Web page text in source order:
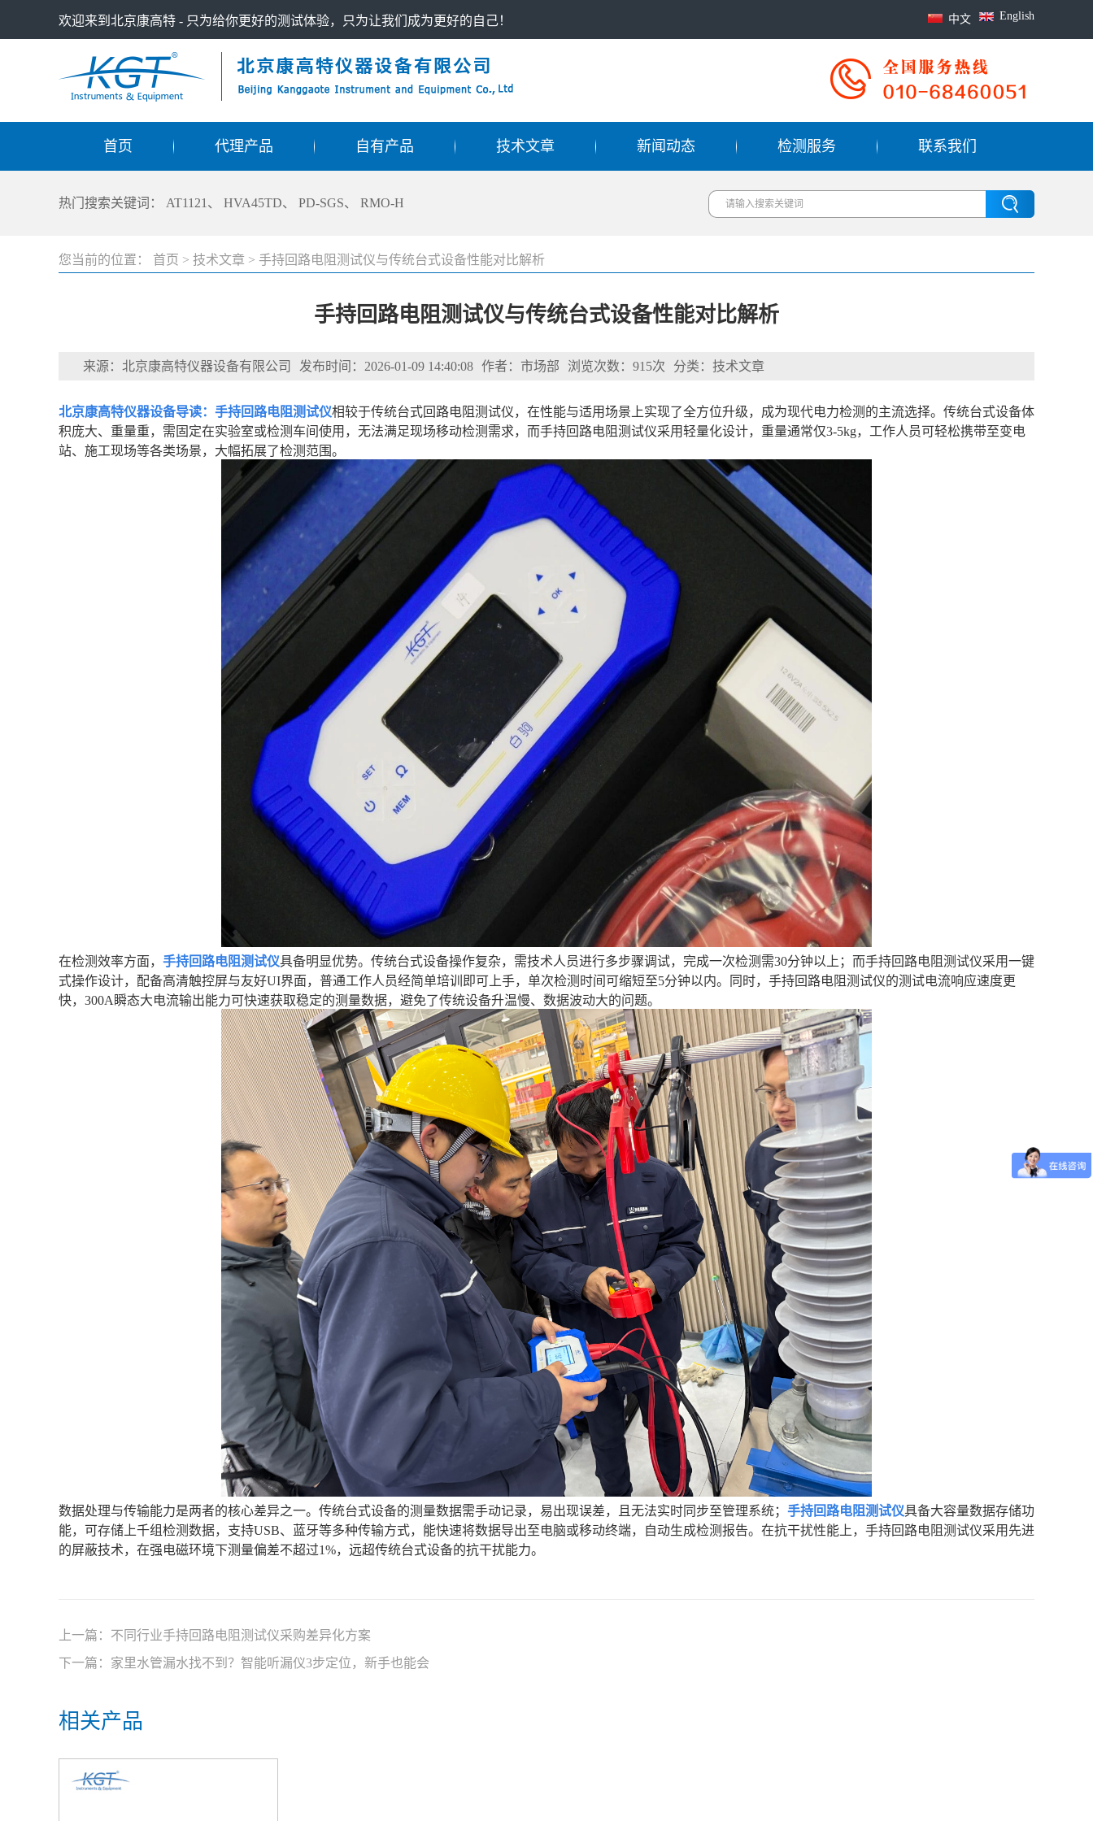
欢迎来到北京康高特 - 只为给你更好的测试体验，只为让我们成为更好的自己！ English
中文
首页 代理产品 自有产品 技术文章 新闻动态 检测服务 联系我们
热门搜索关键词： AT1121 、 HVA45TD、 PD-SGS、 RMO-H
您当前的位置： 首页 > 技术文章 > 手持回路电阻测试仪与传统台式设备性能对比解析
手持回路电阻测试仪与传统台式设备性能对比解析
来源：北京康高特仪器设备有限公司 发布时间：2026-01-09 14:40:08 作者：市场部 浏览次数：915次 分类：技术文章
北京康高特仪器设备导读： 手持回路电阻测试仪相较于传统台式回路电阻测试仪，在性能与适用场景上实现了全方位升级，成为现代电力检测的主流选择。传统台式设备体
积庞大、重量重，需固定在实验室或检测车间使用，无法满足现场移动检测需求，而手持回路电阻测试仪采用轻量化设计，重量通常仅3-5kg，工作人员可轻松携带至变电
站、施工现场等各类场景，大幅拓展了检测范围。
在检测效率方面， 手持回路电阻测试仪具备明显优势。传统台式设备操作复杂，需技术人员进行多步骤调试，完成一次检测需30分钟以上；而手持回路电阻测试仪采用一键
式操作设计，配备高清触控屏与友好UI界面，普通工作人员经简单培训即可上手，单次检测时间可缩短至5分钟以内。同时，手持回路电阻测试仪的测试电流响应速度更
快，300A瞬态大电流输出能力可快速获取稳定的测量数据，避免了传统设备升温慢、数据波动大的问题。
数据处理与传输能力是两者的核心差异之一。传统台式设备的测量数据需手动记录，易出现误差，且无法实时同步至管理系统； 手持回路电阻测试仪具备大容量数据存储功
能，可存储上千组检测数据，支持USB、蓝牙等多种传输方式，能快速将数据导出至电脑或移动终端，自动生成检测报告。在抗干扰性能上，手持回路电阻测试仪采用先进
的屏蔽技术，在强电磁环境下测量偏差不超过1%，远超传统台式设备的抗干扰能力。
上一篇： 不同行业手持回路电阻测试仪采购差异化方案
下一篇： 家里水管漏水找不到？智能听漏仪3步定位，新手也能会
相关产品